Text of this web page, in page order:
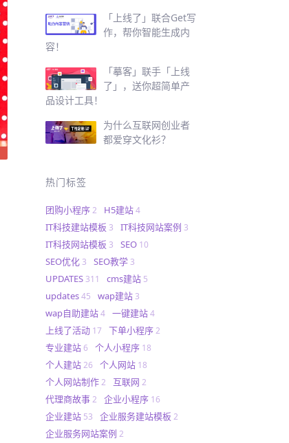
「上线了」联合Get写
作，帮你智能生成内
容！
「摹客」联手「上线
了」，送你超简单产
品设计工具！
为什么互联网创业者
都爱穿文化衫？
热门标签
团购小程序 2 H5建站 4
IT科技建站模板 3 IT科技网站案例 3
IT科技网站模板 3 SEO 10
SEO优化 3 SEO教学 3
UPDATES 311 cms建站 5
updates 45 wap建站 3
wap自助建站 4 一键建站 4
上线了活动 17 下单小程序 2
专业建站 6 个人小程序 18
个人建站 26 个人网站 18
个人网站制作 2 互联网 2
代理商故事 2 企业小程序 16
企业建站 53 企业服务建站模板 2
企业服务网站案例 2